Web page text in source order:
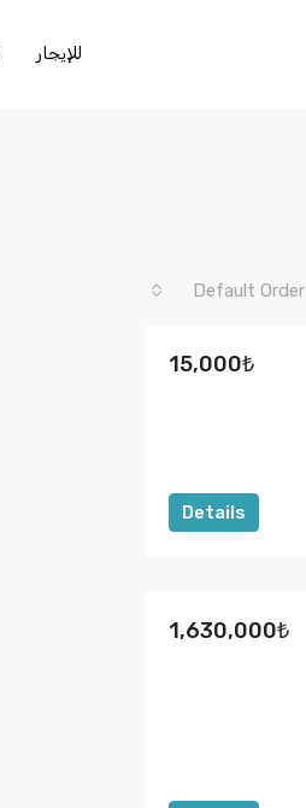
للإيجار
Default Order
15,000₺
Details
1,630,000₺